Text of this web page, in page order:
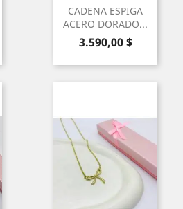
CADENA ESPIGA
ACERO DORADO...
Precio
3.590,00 $